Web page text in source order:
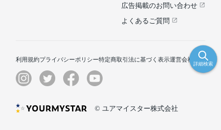
詳細検索
広告掲載のお問い合わせ
よくあるご質問
利用規約プライバシーポリシー特定商取引法に基づく表示運営会社
© ユアマイスター株式会社